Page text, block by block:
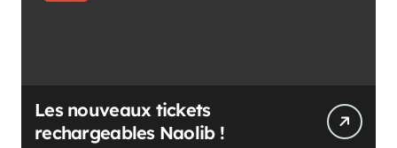
Les nouveaux tickets
rechargeables Naolib !